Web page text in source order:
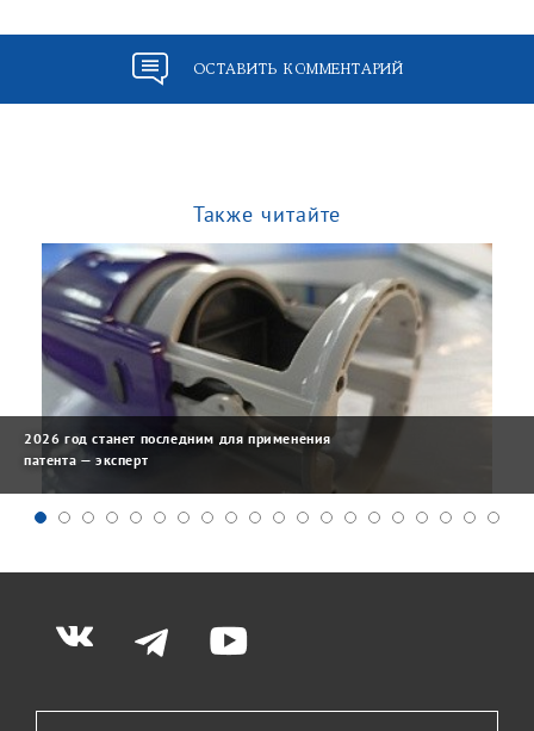
ОСТАВИТЬ КОММЕНТАРИЙ
Также читайте
2026 год станет последним для применения
патента — эксперт